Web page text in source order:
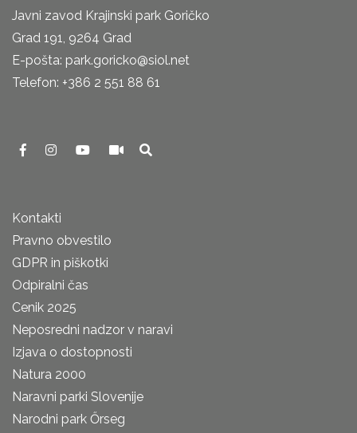
Javni zavod Krajinski park Goričko
Grad 191, 9264 Grad
E-pošta: park.goricko@siol.net
Telefon: +386 2 551 88 61
Kontakti
Pravno obvestilo
GDPR in piškotki
Odpiralni čas
Cenik 2025
Neposredni nadzor v naravi
Izjava o dostopnosti
Natura 2000
Naravni parki Slovenije
Narodni park Őrseg